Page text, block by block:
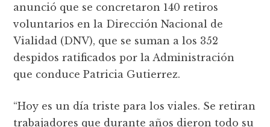
anunció que se concretaron 140 retiros
voluntarios en la Dirección Nacional de
Vialidad (DNV), que se suman a los 352
despidos ratificados por la Administración
que conduce Patricia Gutierrez.
“Hoy es un día triste para los viales. Se retiran
trabajadores que durante años dieron todo su